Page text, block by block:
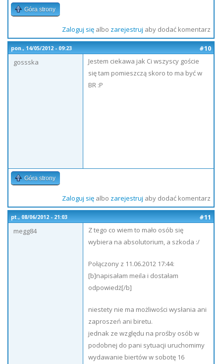
Góra strony
Zaloguj sięalbo zarejestruj aby dodać komentarz
pon., 14/05/2012 - 09:23
#10
gossska
Jestem ciekawa jak Ci wszyscy goście
się tam pomieszczą skoro to ma być w
BR :P
Góra strony
Zaloguj sięalbo zarejestruj aby dodać komentarz
pt., 08/06/2012 - 21:03
#11
megg84
Z tego co wiem to mało osób się
wybiera na absolutorium, a szkoda :/
Połączony z 11.06.2012 17:44:
[b]napisałam meila i dostałam
odpowiedż[/b]
niestety nie ma możliwości wysłania ani
zaproszeń ani biretu.
jednak ze względu na prośby osób w
podobnej do pani sytuacji uruchomimy
wydawanie biertów w sobotę 16